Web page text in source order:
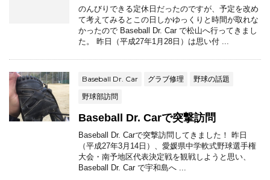
のんびりできる定休日だったのですが、予定を改め
て考えてみるとこの日しかゆっくりと時間が取れな
かったので Baseball Dr. Car で松山へ行ってきまし
た。 昨日（平成27年1月28日）は思い付 ...
Baseball Dr. Car グラブ修理
野球の話題
野球部訪問
Baseball Dr. Carで突撃訪問
Baseball Dr. Carで突撃訪問してきました！ 昨日
（平成27年3月14日）、愛媛県中学軟式野球選手権
大会・南予地区代表決定戦を観戦しようと思い、
Baseball Dr. Car で宇和島へ ...